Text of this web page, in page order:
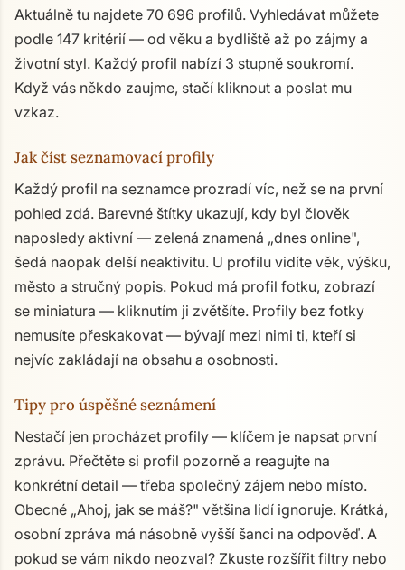
Aktuálně tu najdete 70 696 profilů. Vyhledávat můžete
podle 147 kritérií — od věku a bydliště až po zájmy a
životní styl. Každý profil nabízí 3 stupně soukromí.
Když vás někdo zaujme, stačí kliknout a poslat mu
vzkaz.
Jak číst seznamovací profily
Každý profil na seznamce prozradí víc, než se na první
pohled zdá. Barevné štítky ukazují, kdy byl člověk
naposledy aktivní — zelená znamená „dnes online",
šedá naopak delší neaktivitu. U profilu vidíte věk, výšku,
město a stručný popis. Pokud má profil fotku, zobrazí
se miniatura — kliknutím ji zvětšíte. Profily bez fotky
nemusíte přeskakovat — bývají mezi nimi ti, kteří si
nejvíc zakládají na obsahu a osobnosti.
Tipy pro úspěšné seznámení
Nestačí jen procházet profily — klíčem je napsat první
zprávu. Přečtěte si profil pozorně a reagujte na
konkrétní detail — třeba společný zájem nebo místo.
Obecné „Ahoj, jak se máš?" většina lidí ignoruje. Krátká,
osobní zpráva má násobně vyšší šanci na odpověď. A
pokud se vám nikdo neozval? Zkuste rozšířit filtry nebo